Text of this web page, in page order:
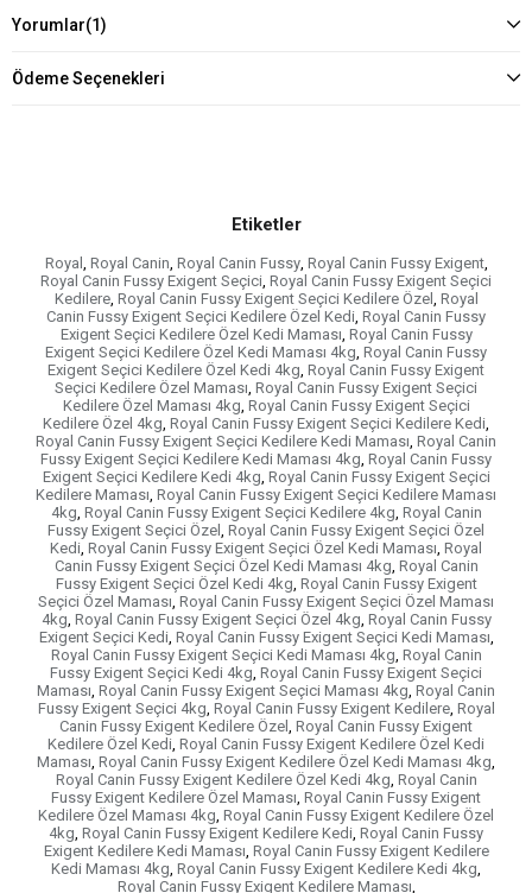
Yorumlar(1)
Ödeme Seçenekleri
Etiketler
Royal Royal Canin Royal Canin Fussy, Royal Canin Fussy Exigent,
Royal Canin Fussy Exigent Seçici Royal Canin Fussy Exigent Seçici
Kedilere, Royal Canin Fussy Exigent Seçici Kedilere Özel Royal
Canin Fussy Exigent Seçici Kedilere Özel Kedi Royal Canin Fussy
Exigent Seçici Kedilere Özel Kedi Maması Royal Canin Fussy
Exigent Seçici Kedilere Özel Kedi Maması 4kg Royal Canin Fussy
Exigent Seçici Kedilere Özel Kedi 4kg Royal Canin Fussy Exigent
Seçici Kedilere Özel Maması Royal Canin Fussy Exigent Seçici
Kedilere Özel Maması 4kg Royal Canin Fussy Exigent Seçici
Kedilere Özel 4kg Royal Canin Fussy Exigent Seçici Kedilere Kedi
Royal Canin Fussy Exigent Seçici Kedilere Kedi Maması Royal Canin
Fussy Exigent Seçici Kedilere Kedi Maması 4kg Royal Canin Fussy
Exigent Seçici Kedilere Kedi 4kg Royal Canin Fussy Exigent Seçici
Kedilere Maması Royal Canin Fussy Exigent Seçici Kedilere Maması
4kg Royal Canin Fussy Exigent Seçici Kedilere 4kg Royal Canin
Fussy Exigent Seçici Özel Royal Canin Fussy Exigent Seçici Özel
Kedi Royal Canin Fussy Exigent Seçici Özel Kedi Maması Royal
Canin Fussy Exigent Seçici Özel Kedi Maması 4kg Royal Canin
Fussy Exigent Seçici Özel Kedi 4kg Royal Canin Fussy Exigent
Seçici Özel Maması Royal Canin Fussy Exigent Seçici Özel Maması
4kg Royal Canin Fussy Exigent Seçici Özel 4kg Royal Canin Fussy
Exigent Seçici Kedi Royal Canin Fussy Exigent Seçici Kedi Maması
Royal Canin Fussy Exigent Seçici Kedi Maması 4kg Royal Canin
Fussy Exigent Seçici Kedi 4kg Royal Canin Fussy Exigent Seçici
Maması Royal Canin Fussy Exigent Seçici Maması 4kg Royal Canin
Fussy Exigent Seçici 4kg Royal Canin Fussy Exigent Kedilere, Royal
Canin Fussy Exigent Kedilere Özel Royal Canin Fussy Exigent
Kedilere Özel Kedi Royal Canin Fussy Exigent Kedilere Özel Kedi
Maması Royal Canin Fussy Exigent Kedilere Özel Kedi Maması 4kg
Royal Canin Fussy Exigent Kedilere Özel Kedi 4kg Royal Canin
Fussy Exigent Kedilere Özel Maması Royal Canin Fussy Exigent
Kedilere Özel Maması 4kg Royal Canin Fussy Exigent Kedilere Özel
4kg Royal Canin Fussy Exigent Kedilere Kedi Royal Canin Fussy
Exigent Kedilere Kedi Maması Royal Canin Fussy Exigent Kedilere
Kedi Maması 4kg Royal Canin Fussy Exigent Kedilere Kedi 4kg
Royal Canin Fussy Exigent Kedilere Maması